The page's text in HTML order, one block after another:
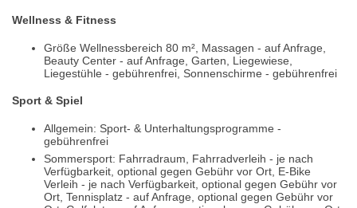
Wellness & Fitness
Größe Wellnessbereich 80 m², Massagen - auf Anfrage,
Beauty Center - auf Anfrage, Garten, Liegewiese,
Liegestühle - gebührenfrei, Sonnenschirme - gebührenfrei
Sport & Spiel
Allgemein: Sport- & Unterhaltungsprogramme -
gebührenfrei
Sommersport: Fahrradraum, Fahrradverleih - je nach
Verfügbarkeit, optional gegen Gebühr vor Ort, E-Bike
Verleih - je nach Verfügbarkeit, optional gegen Gebühr vor
Ort, Tennisplatz - auf Anfrage, optional gegen Gebühr vor